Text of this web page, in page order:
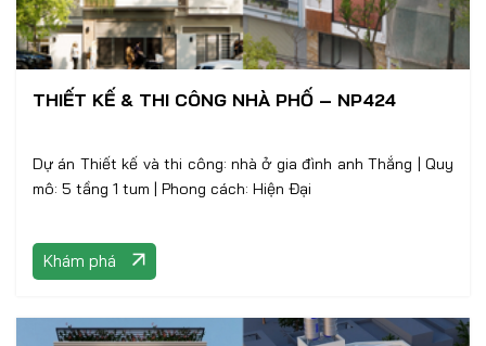
THIẾT KẾ & THI CÔNG NHÀ PHỐ – NP424
Dự án Thiết kế và thi công: nhà ở gia đình anh Thắng | Quy
mô: 5 tầng 1 tum | Phong cách: Hiện Đại
Khám phá